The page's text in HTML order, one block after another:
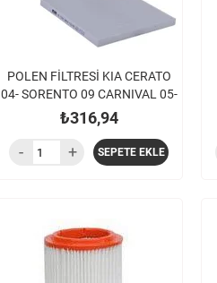
POLEN FİLTRESİ KIA CERATO
04- SORENTO 09 CARNIVAL 05-
₺316,94
SEPETE EKLE